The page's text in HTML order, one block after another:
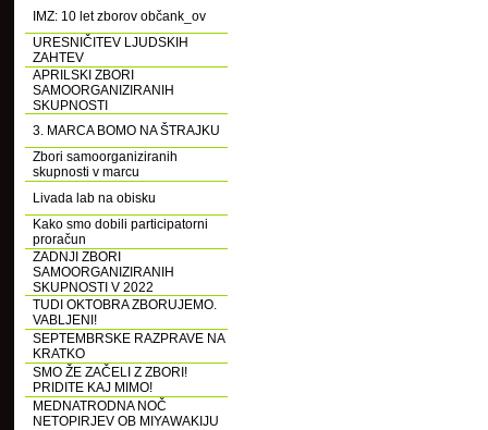
IMZ: 10 let zborov občank_ov
URESNIČITEV LJUDSKIH
ZAHTEV
APRILSKI ZBORI
SAMOORGANIZIRANIH
SKUPNOSTI
3. MARCA BOMO NA ŠTRAJKU
Zbori samoorganiziranih
skupnosti v marcu
Livada lab na obisku
Kako smo dobili participatorni
proračun
ZADNJI ZBORI
SAMOORGANIZIRANIH
SKUPNOSTI V 2022
TUDI OKTOBRA ZBORUJEMO.
VABLJENI!
SEPTEMBRSKE RAZPRAVE NA
KRATKO
SMO ŽE ZAČELI Z ZBORI!
PRIDITE KAJ MIMO!
MEDNATRODNA NOČ
NETOPIRJEV OB MIYAWAKIJU